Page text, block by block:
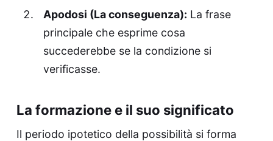
Apodosi (La conseguenza): La frase
principale che esprime cosa
succederebbe se la condizione si
verificasse.
La formazione e il suo significato
Il periodo ipotetico della possibilità si forma